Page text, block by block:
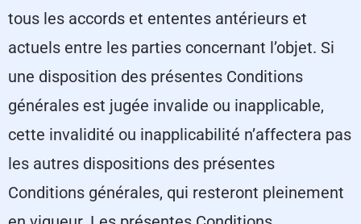
tous les accords et ententes antérieurs et
actuels entre les parties concernant l’objet. Si
une disposition des présentes Conditions
générales est jugée invalide ou inapplicable,
cette invalidité ou inapplicabilité n’affectera pas
les autres dispositions des présentes
Conditions générales, qui resteront pleinement